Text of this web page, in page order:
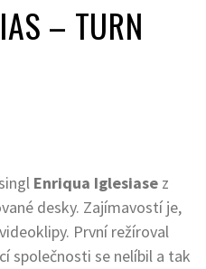
– TURN
Enriqua Iglesiase z
desky. Zajímavostí je,
První režíroval
společnosti se nelíbil a tak